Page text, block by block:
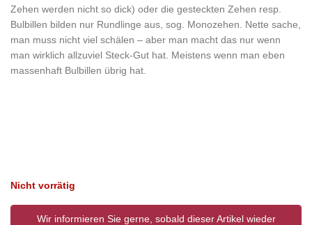
Zehen werden nicht so dick) oder die gesteckten Zehen resp.
Bulbillen bilden nur Rundlinge aus, sog. Monozehen. Nette sache,
man muss nicht viel schälen – aber man macht das nur wenn
man wirklich allzuviel Steck-Gut hat. Meistens wenn man eben
massenhaft Bulbillen übrig hat.
Nicht vorrätig
Wir informieren Sie gerne, sobald dieser Artikel wieder